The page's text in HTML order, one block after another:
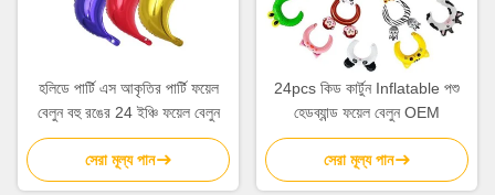
হলিডে পার্টি এস আকৃতির পার্টি ফয়েল
বেলুন বহু রঙের 24 ইঞ্চি ফয়েল বেলুন
সেরা মূল্য পান
24pcs কিড কার্টুন Inflatable পশু
হেডব্যান্ড ফয়েল বেলুন OEM
সেরা মূল্য পান